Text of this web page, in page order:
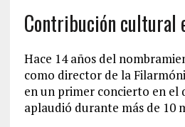
Contribución cultural
Hace 14 años del
como director de la
en un primer concierto en el
aplaudió durante más de 10